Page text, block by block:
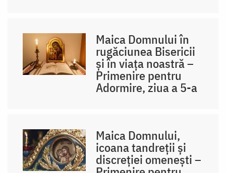
Maica Domnului în
rugăciunea Bisericii
și în viața noastră –
Primenire pentru
Adormire, ziua a 5-a
Maica Domnului,
icoana tandreții și
discreției omenești –